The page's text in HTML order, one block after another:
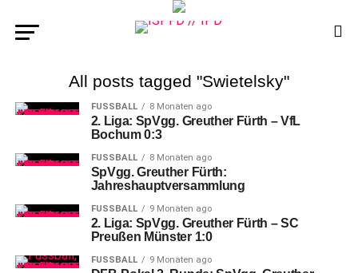
All posts tagged "Swietelsky"
FUSSBALL 8 Monaten ago
2. Liga: SpVgg. Greuther Fürth – VfL
Bochum 0:3
FUSSBALL 8 Monaten ago
SpVgg. Greuther Fürth:
Jahreshauptversammlung
FUSSBALL 9 Monaten ago
2. Liga: SpVgg. Greuther Fürth – SC
Preußen Münster 1:0
FUSSBALL 9 Monaten ago